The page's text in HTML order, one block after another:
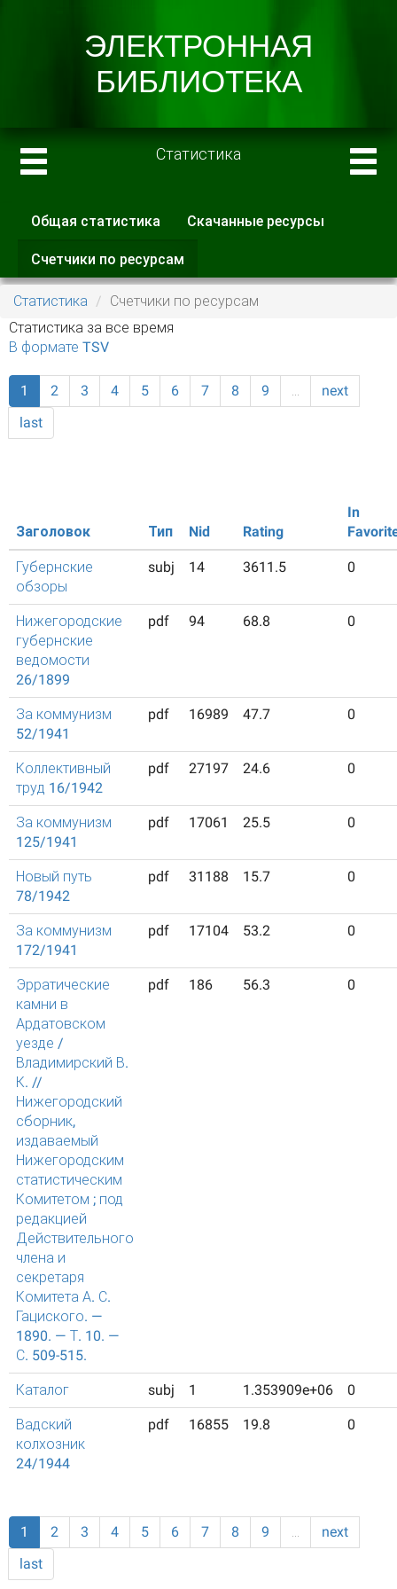
Статистика
Главные вкладки
Общая статистика Скачанные ресурсы
Счетчики по ресурсам
вкладка)
Статистика
Счетчики по ресурсам
Статистика за все время
В формате TSV
1 2 3 4 5 6 7 8 9 …
next
last
Заголовок Тип Nid Rating
In
Губернские
обзоры
subj 14 3611.5 0
Нижегородские
губернские
ведомости
26/1899
pdf 94 68.8 0
За коммунизм
52/1941
pdf 16989 47.7 0
Коллективный
труд 16/1942
pdf 27197 24.6 0
За коммунизм
125/1941
pdf 17061 25.5 0
Новый путь
78/1942
pdf 31188 15.7 0
За коммунизм
172/1941
pdf 17104 53.2 0
Эрратические
камни в
Ардатовском
уезде /
Владимирский В.
К. //
Нижегородский
сборник,
издаваемый
Нижегородским
статистическим
Комитетом ; под
редакцией
Действительного
члена и
секретаря
Комитета А. С.
Гациского. —
1890. — Т. 10. —
С. 509-515.
pdf 186 56.3 0
Каталог subj 1 1.353909e+06 0
Вадский
колхозник
24/1944
pdf 16855 19.8 0
1 2 3 4 5 6 7 8 9 …
next
last